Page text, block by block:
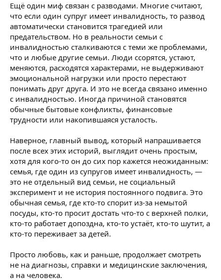
Ещё один миф связан с разводами. Многие считают,
что если один супруг имеет инвалидность, то развод
автоматически становится трагедией или
предательством. Но в реальности семьи с
инвалидностью сталкиваются с теми же проблемами,
что и любые другие семьи. Люди ссорятся, устают,
меняются, расходятся характерами, не выдерживают
эмоциональной нагрузки или просто перестают
понимать друг друга. И это не всегда связано именно
с инвалидностью. Иногда причиной становятся
обычные бытовые конфликты, финансовые
трудности или накопившаяся усталость.
Наверное, главный вывод, который напрашивается
после всех этих историй, выглядит очень простым,
хотя для кого-то он до сих пор кажется неожиданным:
семья, где один из супругов имеет инвалидность, —
это не отдельный вид семьи, не социальный
эксперимент и не история постоянного подвига. Это
обычная семья, где кто-то спорит из-за немытой
посуды, кто-то просит достать что-то с верхней полки,
кто-то работает допоздна, кто-то устаёт, кто-то шутит, а
кто-то переживает за детей.
Просто любовь, как и раньше, продолжает смотреть
не на диагнозы, справки и медицинские заключения,
а на человека.